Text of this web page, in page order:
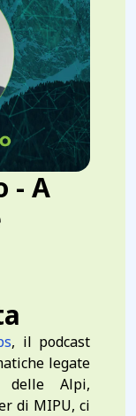
- A
, il podcast
legate
delle Alpi,
di MIPU, ci